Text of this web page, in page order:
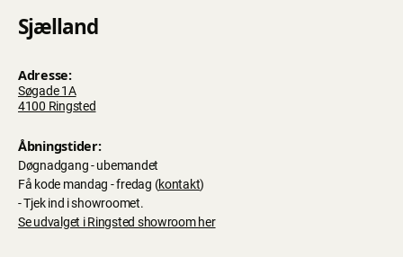
Sjælland
Adresse:
Søgade 1A
4100 Ringsted
Åbningstider:
Døgnadgang - ubemandet
Få kode mandag - fredag (kontakt)
- Tjek ind i showroomet.
Se udvalget i Ringsted showroom her